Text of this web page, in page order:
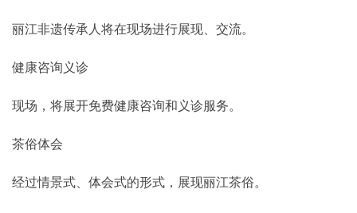
丽江非遗传承人将在现场进行展现、交流。
健康咨询义诊
现场，将展开免费健康咨询和义诊服务。
茶俗体会
经过情景式、体会式的形式，展现丽江茶俗。